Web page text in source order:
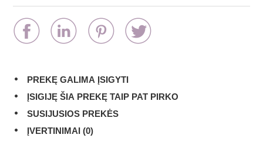
PREKĘ GALIMA ĮSIGYTI
ĮSIGIJĘ ŠIA PREKĘ TAIP PAT PIRKO
SUSIJUSIOS PREKĖS
ĮVERTINIMAI (0)